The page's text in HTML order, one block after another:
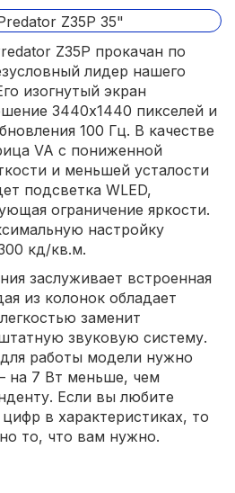
Z35P прокачан по
лидер нашего
изогнутый экран
3440х1440 пикселей и
100 Гц. В качестве
VA с пониженной
и меньшей усталости
подсветка WLED,
ограничение яркости.
настройку
кд/кв.м.
заслуживает встроенная
из колонок обладает
заменит
звуковую систему.
работы модели нужно
на 7 Вт меньше, чем
Если вы любите
в характеристиках, то
то, что вам нужно.